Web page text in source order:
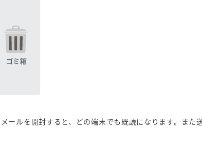
ールを開封すると、どの端末でも既読になります。また